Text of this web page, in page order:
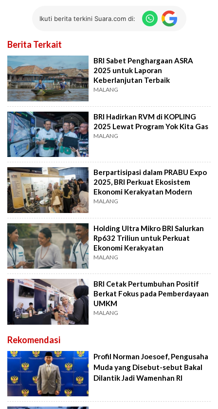
Ikuti berita terkini Suara.com di:
Berita Terkait
BRI Sabet Penghargaan ASRA
2025 untuk Laporan
Keberlanjutan Terbaik
MALANG
BRI Hadirkan RVM di KOPLING
2025 Lewat Program Yok Kita Gas
MALANG
Berpartisipasi dalam PRABU Expo
2025, BRI Perkuat Ekosistem
Ekonomi Kerakyatan Modern
MALANG
Holding Ultra Mikro BRI Salurkan
Rp632 Triliun untuk Perkuat
Ekonomi Kerakyatan
MALANG
BRI Cetak Pertumbuhan Positif
Berkat Fokus pada Pemberdayaan
UMKM
MALANG
Rekomendasi
Profil Norman Joesoef, Pengusaha
Muda yang Disebut-sebut Bakal
Dilantik Jadi Wamenhan RI